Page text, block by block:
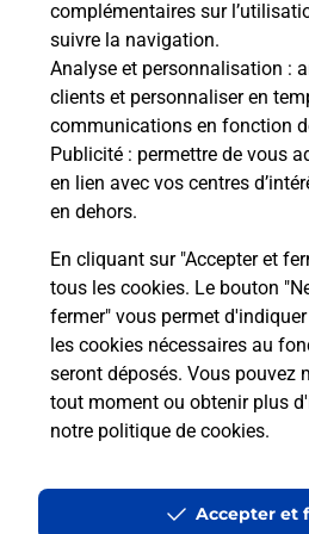
complémentaires sur
suivre la navigation.
Analyse et personnalisation :
clients et personnaliser en
communications en fonction
Publicité : permettre de vous
en lien avec vos centres
en dehors.
En cliquant sur "Accepter et
tous les cookies. Le bouton
fermer" vous permet
les cookies nécessaires au
seront déposés. Vous pouvez
tout moment ou obtenir plus
notre politique de cookies.
Accepter et
Vous cherchez à passer votre
Rennes (35000) ? Découvrez
La Poste.
En savoir plus
Je réserve ma session
RENNES VILLEJEAN
Accessibilité : partiellement conforme